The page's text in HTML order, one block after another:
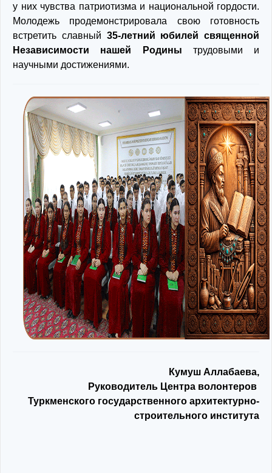
у них чувства патриотизма и национальной гордости.
Молодежь продемонстрировала свою готовность
встретить славный 35-летний юбилей священной
Независимости нашей Родины трудовыми и
научными достижениями.
Кумуш Аллабаева,
Руководитель Центра волонтеров
Туркменского государственного архитектурно-
строительного института